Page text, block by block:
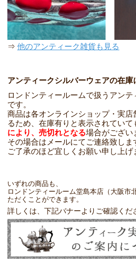
⇒ 他のアンティーク雑貨も見る
アンティークシルバーウェアの在庫
ロンドンティールームで扱うアン
です。
商品は各オンラインショップ・実店
るため、在庫有りと表示されていて
により、売切れとなる場合がござい
その場合はメールにてご連絡致しま
ご了承のほど宜しくお願い申し上げ
いずれの商品も、
ロンドンティールーム堂島本店（大阪市
ただくことができます。
詳しくは、下記バナーよりご確認くだ